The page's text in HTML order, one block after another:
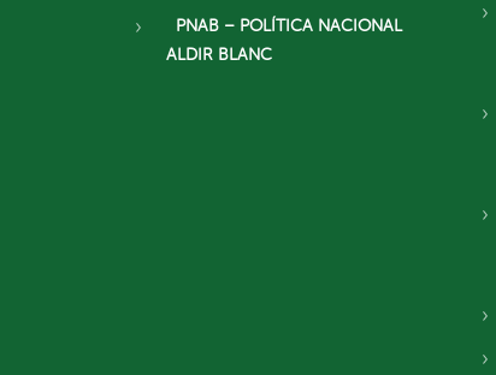
PNAB – POLÍTICA NACIONAL
ALDIR BLANC